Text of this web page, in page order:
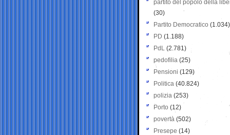
partito del popolo della
(30)
Partito Democratico (1.034)
PD (1.188)
PdL (2.781)
pedofilia (25)
Pensioni (129)
Politica (40.824)
polizia (253)
Porto (12)
povertà (502)
Presepe (14)